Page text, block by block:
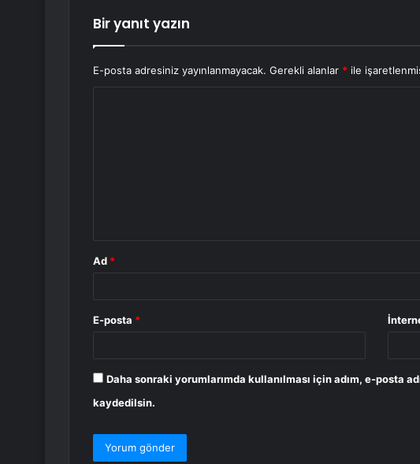
Bir yanıt yazın
E-posta adresiniz yayınlanmayacak. Gerekli alanlar * ile
Ad *
E-posta *
Daha sonraki yorumlarımda kullanılması için adım, e-posta
kaydedilsin.